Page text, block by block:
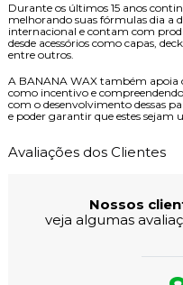
Durante os últimos 15 anos
melhorando suas fórmulas dia a
internacional e contam com
desde acessórios como capas,
entre outros.
A BANANA WAX também apoia
como incentivo e
com o desenvolvimento dessas
e poder garantir que estes sejam
Avaliações dos Clientes
Nossos
veja algumas